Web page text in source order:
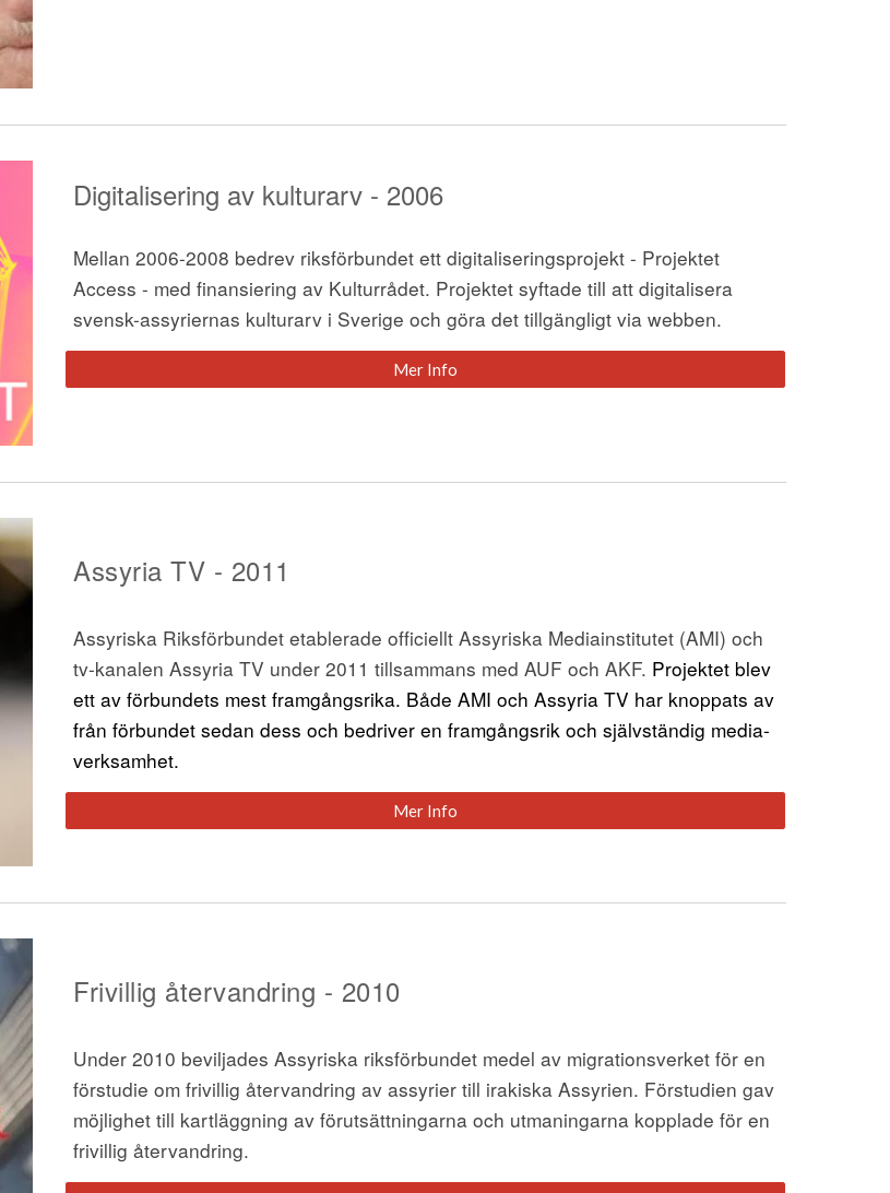
Digitalisering av kulturarv - 2006
Mellan 2006-2008 bedrev riksförbundet ett digitaliseringsprojekt - Projektet
Access - med finansiering av Kulturrådet. Projektet syftade till att digitalisera
svensk-assyriernas kulturarv i Sverige och göra det tillgängligt via webben.
Mer Info
Assyria TV - 2011
Assyriska Riksförbundet etablerade officiellt Assyriska Mediainstitutet (AMI) och
tv-kanalen Assyria TV under 2011 tillsammans med AUF och AKF. Projektet blev
ett av förbundets mest framgångsrika. Både AMI och Assyria TV har knoppats av
från förbundet sedan dess och bedriver en framgångsrik och självständig media-
verksamhet.
Mer Info
Frivillig återvandring - 2010
Under 2010 beviljades Assyriska riksförbundet medel av migrationsverket för en
förstudie om frivillig återvandring av assyrier till irakiska Assyrien. Förstudien gav
möjlighet till kartläggning av förutsättningarna och utmaningarna kopplade för en
frivillig återvandring.